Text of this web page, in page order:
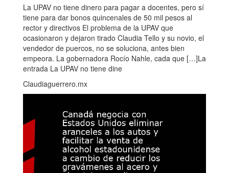
La UPAV no tiene dinero para pagar a docentes, pero sí
tiene para dar bonos quincenales de 50 mil pesos al
rector y directivos El problema de la UPAV que
ocasionaron y dejaron tirado Claudia Tello y su novio, el
vendedor de puercos, no se soluciona, antes bien
empeora. La gobernadora Rocío Nahle, cada que […]La
entrada La UPAV no tiene dine
Claudiaguerrero.mx